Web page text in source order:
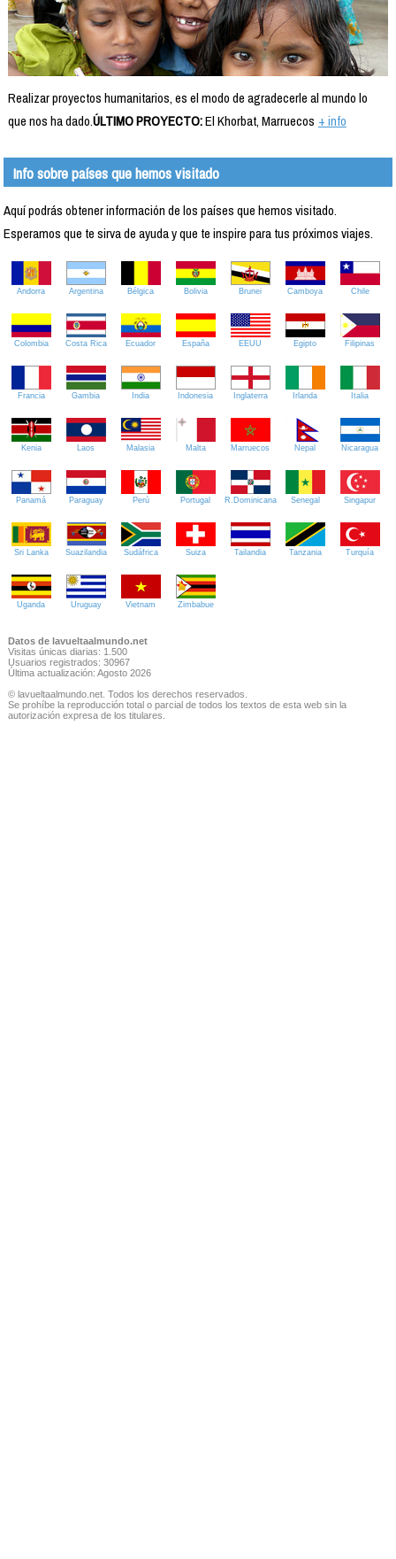
Realizar proyectos humanitarios, es el modo de agradecerle al mundo lo
que nos ha dado.ÚLTIMO PROYECTO:El Khorbat, Marruecos + info
Info sobre países que hemos visitado
Aquí podrás obtener información de los países que hemos visitado.
Esperamos que te sirva de ayuda y que te inspire para tus próximos viajes.
Andorra Argentina Bélgica Bolivia Brunei Camboya Chile
Colombia Costa Rica Ecuador España EEUU Egipto Filipinas
Francia Gambia India Indonesia Inglaterra Irlanda Italia
Kenia Laos Malasia Malta Marruecos Nepal Nicaragua
Panamá Paraguay Perú Portugal R.Dominicana Senegal Singapur
Sri Lanka Suazilandia Sudáfrica Suiza Tailandia Tanzania Turquía
Uganda Uruguay Vietnam Zimbabue
Datos de lavueltaalmundo.net
Visitas únicas diarias: 1.500
Usuarios registrados: 30967
Última actualización: Agosto 2026
© lavueltaalmundo.net. Todos los derechos reservados.
Se prohíbe la reproducción total o parcial de todos los textos de esta web sin la
autorización expresa de los titulares.